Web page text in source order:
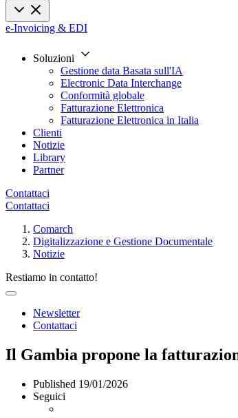
e-Invoicing & EDI
Soluzioni
Gestione data Basata sull'IA
Electronic Data Interchange
Conformità globale
Fatturazione Elettronica
Fatturazione Elettronica in Italia
Clienti
Notizie
Library
Partner
Contattaci
Contattaci
Comarch
Digitalizzazione e Gestione Documentale
Notizie
Restiamo in contatto!
Newsletter
Contattaci
Il Gambia propone la
Published 19/01/2026
Seguici